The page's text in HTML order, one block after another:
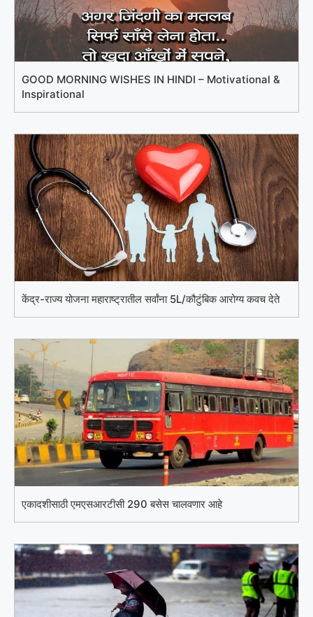
GOOD MORNING WISHES IN HINDI – Motivational &
Inspirational
केंद्र-राज्य योजना महाराष्ट्रातील सर्वांना 5L/कौटुंबिक आरोग्य कवच देते
एकादशीसाठी एमएसआरटीसी 290 बसेस चालवणार आहे